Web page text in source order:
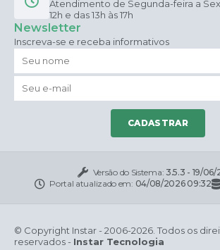
Atendimento de Segunda-feira a
12h e das 13h às 17h
Newsletter
Inscreva-se e receba informativos
CADASTRAR
Versão do Sistema: 3.5.3 - 19/
Portal atualizado em: 04/08/2026 09:32
© Copyright Instar - 2006-2026. Todos os
reservados - Instar Tecnologia